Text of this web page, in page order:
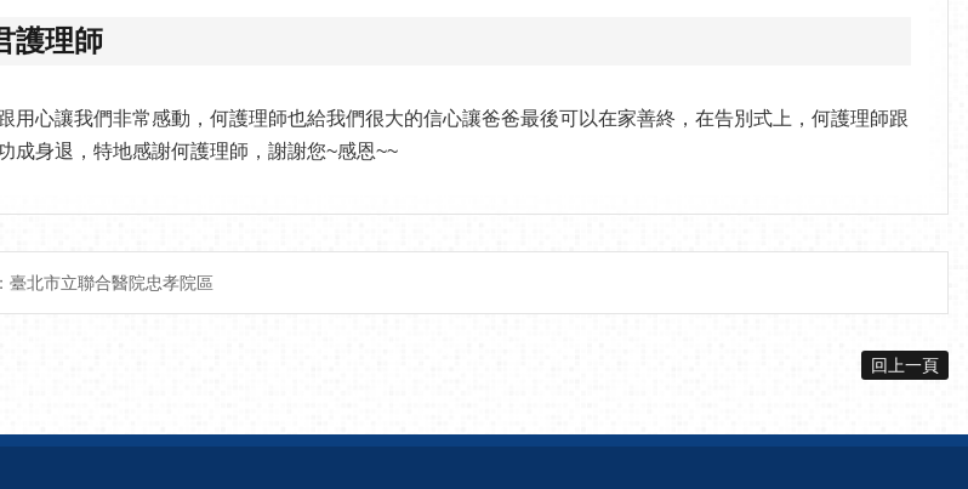
護理師
心讓我們非常感動，何護理師也給我們很大的信心讓爸爸最後可以在家善終，在告別式上，何護理師跟
成身退，特地感謝何護理師，謝謝您~感恩~~
臺北市立聯合醫院忠孝院區
回上一頁